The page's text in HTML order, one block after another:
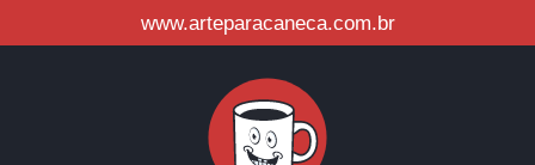
www.arteparacaneca.com.br